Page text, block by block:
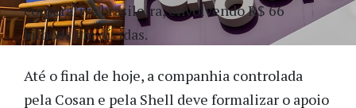
corporativa brasileira, envolvendo R$ 66
bilhões em dívidas.
Até o final de hoje, a companhia controlada
pela Cosan e pela Shell deve formalizar o apoio